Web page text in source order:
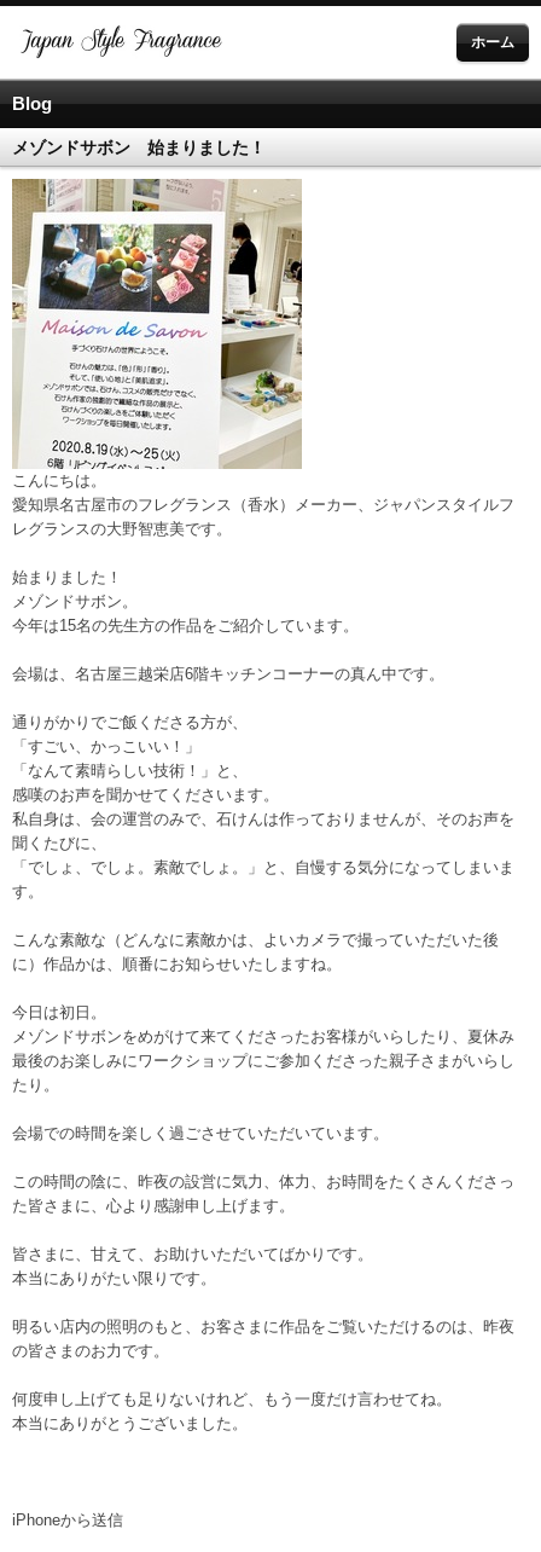
ホーム
Blog
メゾンドサボン 始まりました！
こんにちは。
愛知県名古屋市のフレグランス（香水）メーカー、ジャパンスタイルフ
レグランスの大野智恵美です。
始まりました！
メゾンドサボン。
今年は15名の先生方の作品をご紹介しています。
会場は、名古屋三越栄店6階キッチンコーナーの真ん中です。
通りがかりでご飯くださる方が、
「すごい、かっこいい！」
「なんて素晴らしい技術！」と、
感嘆のお声を聞かせてくださいます。
私自身は、会の運営のみで、石けんは作っておりませんが、そのお声を
聞くたびに、
「でしょ、でしょ。素敵でしょ。」と、自慢する気分になってしまいま
す。
こんな素敵な（どんなに素敵かは、よいカメラで撮っていただいた後
に）作品かは、順番にお知らせいたしますね。
今日は初日。
メゾンドサボンをめがけて来てくださったお客様がいらしたり、夏休み
最後のお楽しみにワークショップにご参加くださった親子さまがいらし
たり。
会場での時間を楽しく過ごさせていただいています。
この時間の陰に、昨夜の設営に気力、体力、お時間をたくさんくださっ
た皆さまに、心より感謝申し上げます。
皆さまに、甘えて、お助けいただいてばかりです。
本当にありがたい限りです。
明るい店内の照明のもと、お客さまに作品をご覧いただけるのは、昨夜
の皆さまのお力です。
何度申し上げても足りないけれど、もう一度だけ言わせてね。
本当にありがとうございました。
iPhoneから送信